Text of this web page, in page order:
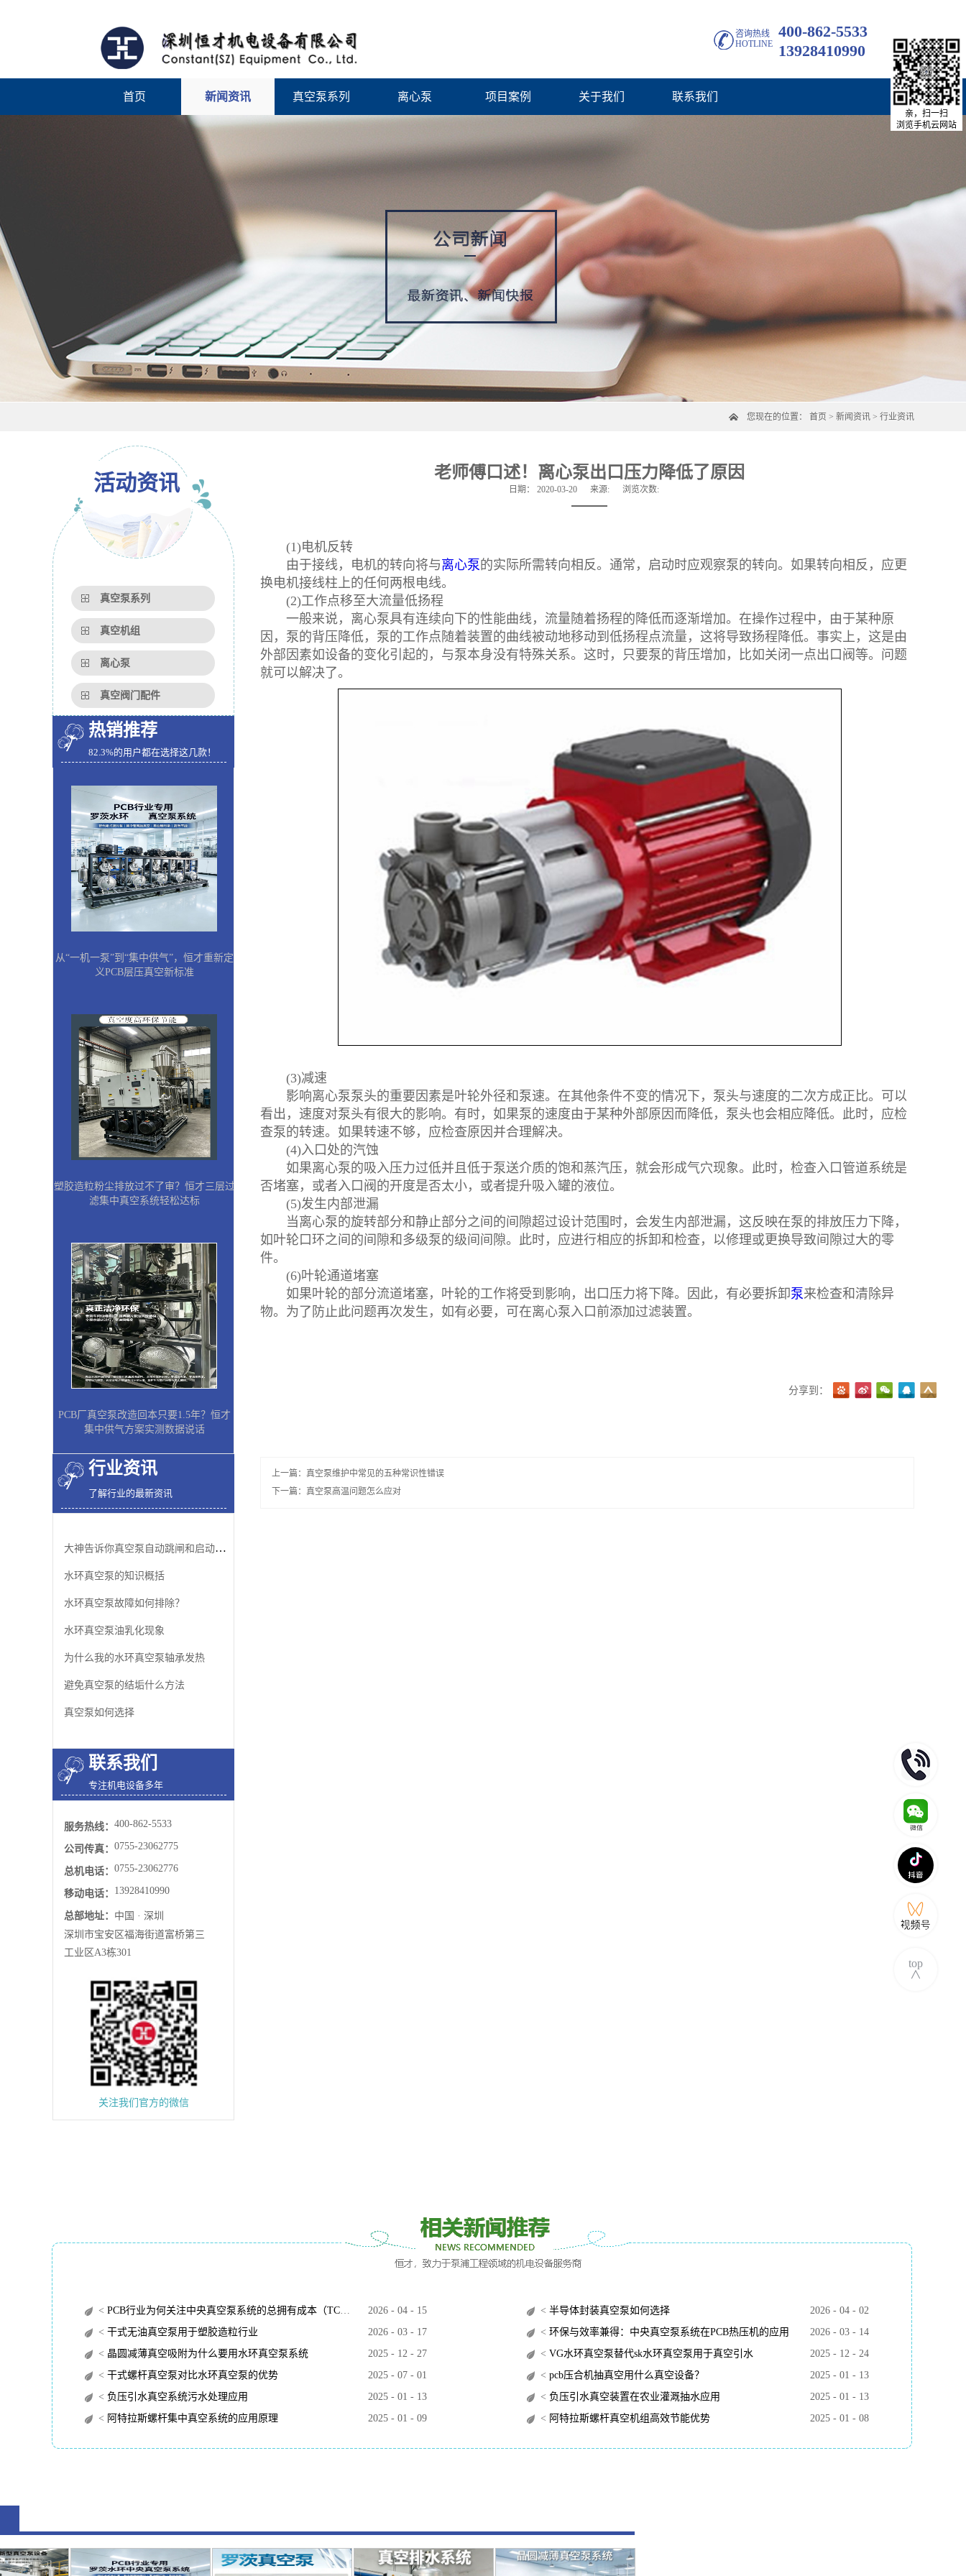
咨询热线
HOTLINE
400-862-5533
13928410990
首页 新闻资讯 真空泵系列 离心泵 项目案例 关于我们 联系我们
您现在的位置： 首页 > 新闻资讯 > 行业资讯
活动资讯
真空泵系列
真空机组
离心泵
真空阀门配件
热销推荐
82.3%的用户都在选择这几款！
从“一机一泵”到“集中供气”，恒才重新定
义PCB层压真空新标准
塑胶造粒粉尘排放过不了审？恒才三层过
滤集中真空系统轻松达标
PCB厂真空泵改造回本只要1.5年？恒才
集中供气方案实测数据说话
行业资讯
了解行业的最新资讯
大神告诉你真空泵自动跳闸和启动问题的解决方法
水环真空泵的知识概括
水环真空泵故障如何排除？
水环真空泵油乳化现象
为什么我的水环真空泵轴承发热
避免真空泵​的结垢什么方法
真空泵如何选择
联系我们
专注机电设备多年
服务热线： 400-862-5533
公司传真： 0755-23062775
总机电话： 0755-23062776
移动电话： 13928410990
总部地址： 中国 · 深圳
深圳市宝安区福海街道富桥第三
工业区A3栋301
关注我们官方的微信
老师傅口述！离心泵出口压力降低了原因
日期： 2020-03-20 来源: 浏览次数:
(1)电机反转
由于接线，电机的转向将与离心泵的实际所需转向相反。通常，启动时应观察泵的转向。如果转向相反，应更
换电机接线柱上的任何两根电线。
(2)工作点移至大流量低扬程
一般来说，离心泵具有连续向下的性能曲线，流量随着扬程的降低而逐渐增加。在操作过程中，由于某种原
因，泵的背压降低，泵的工作点随着装置的曲线被动地移动到低扬程点流量，这将导致扬程降低。事实上，这是由
外部因素如设备的变化引起的，与泵本身没有特殊关系。这时，只要泵的背压增加，比如关闭一点出口阀等。问题
就可以解决了。
(3)减速
影响离心泵泵头的重要因素是叶轮外径和泵速。在其他条件不变的情况下，泵头与速度的二次方成正比。可以
看出，速度对泵头有很大的影响。有时，如果泵的速度由于某种外部原因而降低，泵头也会相应降低。此时，应检
查泵的转速。如果转速不够，应检查原因并合理解决。
(4)入口处的汽蚀
如果离心泵的吸入压力过低并且低于泵送介质的饱和蒸汽压，就会形成气穴现象。此时，检查入口管道系统是
否堵塞，或者入口阀的开度是否太小，或者提升吸入罐的液位。
(5)发生内部泄漏
当离心泵的旋转部分和静止部分之间的间隙超过设计范围时，会发生内部泄漏，这反映在泵的排放压力下降，
如叶轮口环之间的间隙和多级泵的级间间隙。此时，应进行相应的拆卸和检查，以修理或更换导致间隙过大的零
件。
(6)叶轮通道堵塞
如果叶轮的部分流道堵塞，叶轮的工作将受到影响，出口压力将下降。因此，有必要拆卸泵来检查和清除异
物。为了防止此问题再次发生，如有必要，可在离心泵入口前添加过滤装置。
上一篇： 真空泵维护中常见的五种常识性错误
下一篇： 真空泵高温问题怎么应对
< PCB行业为何关注中央真空泵系统的总拥有成本（TCO）？ 2026 - 04 - 15 < 半导体封装真空泵如何选择 2026 - 04 - 02
< 干式无油真空泵用于塑胶造粒行业 2026 - 03 - 17 < 环保与效率兼得：中央真空泵系统在PCB热压机的应用 2026 - 03 - 14
< 晶圆减薄真空吸附为什么要用水环真空泵系统 2025 - 12 - 27 < VG水环真空泵替代sk水环真空泵用于真空引水 2025 - 12 - 24
< 干式螺杆真空泵对比水环真空泵的优势 2025 - 07 - 01 < pcb压合机抽真空用什么真空设备？ 2025 - 01 - 13
< 负压引水真空系统污水处理应用 2025 - 01 - 13 < 负压引水真空装置在农业灌溉抽水应用 2025 - 01 - 13
< 阿特拉斯螺杆集中真空系统的应用原理 2025 - 01 - 09 < 阿特拉斯螺杆真空机组高效节能优势 2025 - 01 - 08
top
∧
亲，扫一扫
浏览手机云网站